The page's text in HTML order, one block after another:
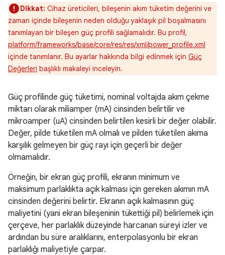
Dikkat: Cihaz üreticileri, bileşenin akım tüketim değerini ve
zaman içinde bileşenin neden olduğu yaklaşık pil boşalmasını
tanımlayan bir bileşen güç profili sağlamalıdır. Bu profil,
platform/frameworks/base/core/res/res/xml/power_profile.xml
içinde tanımlanır. Bu ayarlar hakkında bilgi edinmek için Güç
Değerleri başlıklı makaleyi inceleyin.
Güç profilinde güç tüketimi, nominal voltajda akım çekme
miktarı olarak miliamper (mA) cinsinden belirtilir ve
mikroamper (uA) cinsinden belirtilen kesirli bir değer olabilir.
Değer, pilde tüketilen mA olmalı ve pilden tüketilen akıma
karşılık gelmeyen bir güç rayı için geçerli bir değer
olmamalıdır.
Örneğin, bir ekran güç profili, ekranın minimum ve
maksimum parlaklıkta açık kalması için gereken akımın mA
cinsinden değerini belirtir. Ekranın açık kalmasının güç
maliyetini (yani ekran bileşeninin tükettiği pil) belirlemek için
çerçeve, her parlaklık düzeyinde harcanan süreyi izler ve
ardından bu süre aralıklarını, enterpolasyonlu bir ekran
parlaklığı maliyetiyle çarpar.